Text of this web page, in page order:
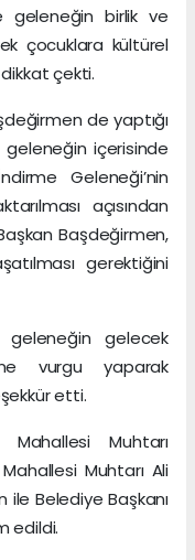
geleneğin birlik ve
çocuklara kültürel
çekti.
de yaptığı
geleneğin içerisinde
Geleneği’nin
açısından
Başdeğirmen,
gerektiğini
gelecek
vurgu yaparak
etti.
Mahallesi Muhtarı
Muhtarı Ali
ile Belediye Başkanı
edildi.